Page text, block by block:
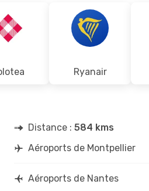
Ryanair
Distance : 584 kms
Aéroports de Montpellier
Aéroports de Nantes